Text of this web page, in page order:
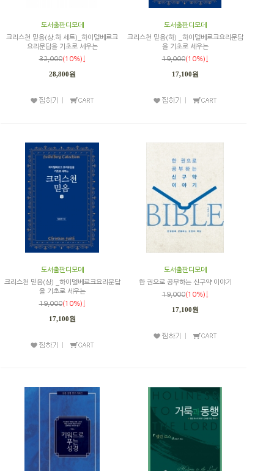
도서출판디모데
크리스천 믿음(상.하 세트)_하이델베르크
요리문답을 기초로 세우는
32,000(10%)↓
28,800원
도서출판디모데
크리스천 믿음(하) _하이델베르크요리문답
을 기초로 세우는
19,000(10%)↓
17,100원
도서출판디모데
크리스천 믿음(상) _하이델베르크요리문답
을 기초로 세우는
19,000(10%)↓
17,100원
도서출판디모데
한 권으로 공부하는 신구약 이야기
19,000(10%)↓
17,100원